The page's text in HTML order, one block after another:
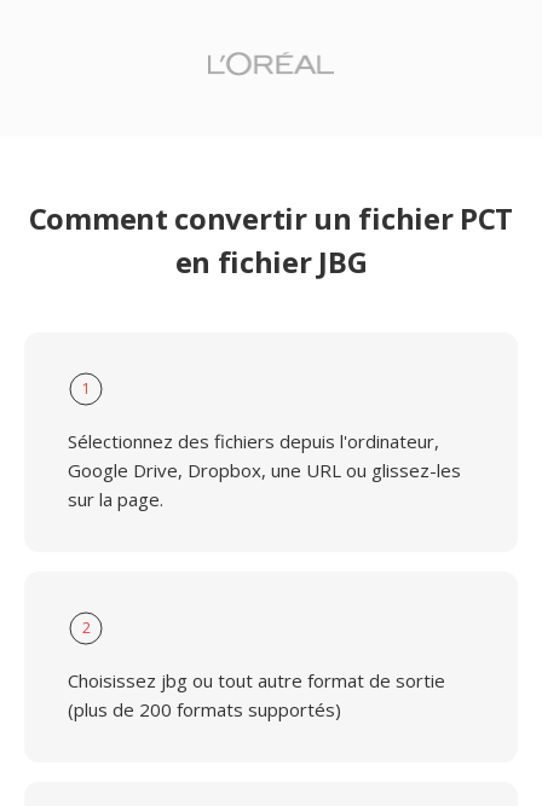
Comment convertir un fichier PCT
en fichier JBG
1
Sélectionnez des fichiers depuis l'ordinateur,
Google Drive, Dropbox, une URL ou glissez-les
sur la page.
2
Choisissez jbg ou tout autre format de sortie
(plus de 200 formats supportés)